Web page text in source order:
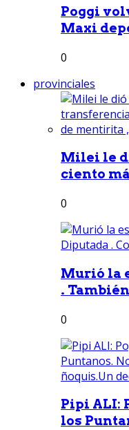
Poggi
Maxi
0
provinciales
Milei le
ciento
0
Murió la
.
0
Pipi ALI:
los